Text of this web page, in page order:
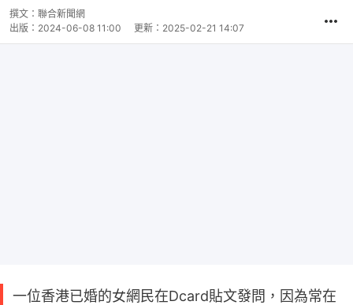
撰文： 聯合新聞網
出版： 2024-06-08 11:00 更新： 2025-02-21 14:07
一位香港已婚的女網民在Dcard貼文發問，因為常在